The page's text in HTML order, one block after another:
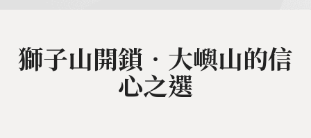
獅子山開鎖‧大嶼山的信
心之選